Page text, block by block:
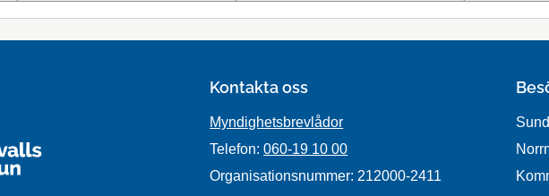
Kontakta oss
Myndighetsbrevlådor
Telefon:060-19 10 00
Organisationsnummer: 212000-2411